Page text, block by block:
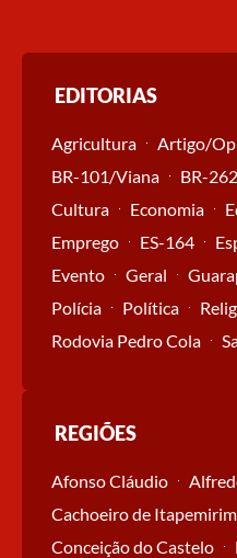
EDITORIAS
Agricultura Artigo/
BR-101/Viana
BR-262
Cultura
Economia
Emprego
ES-164
Evento
Geral
Polícia
Política
Rodovia Pedro Cola
REGIÕES
Afonso Cláudio
Cachoeiro de Itapemirim
Conceição do Castelo